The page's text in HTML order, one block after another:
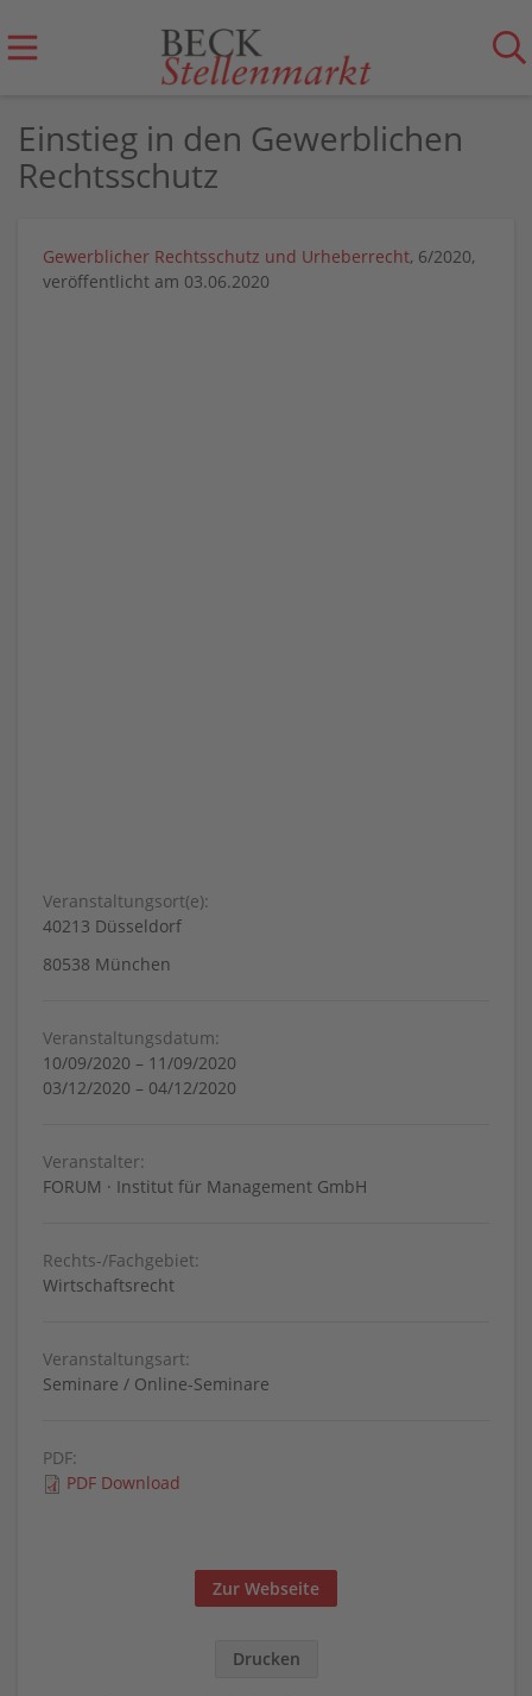
Einstieg in den Gewerblichen
Rechtsschutz
Gewerblicher Rechtsschutz und Urheberrecht, 6/2020,
veröffentlicht am 03.06.2020
Veranstaltungsort(e):
40213 Düsseldorf
80538 München
Veranstaltungsdatum:
10/09/2020 – 11/09/2020
03/12/2020 – 04/12/2020
Veranstalter:
FORUM · Institut für Management GmbH
Rechts-/Fachgebiet:
Wirtschaftsrecht
Veranstaltungsart:
Seminare / Online-Seminare
PDF:
PDF Download
Zur Webseite
Drucken